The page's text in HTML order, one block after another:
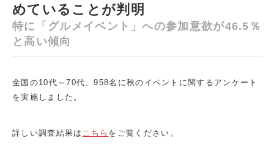
めていることが判明
特に「グルメイベント」への参加意欲が46.5％
と高い傾向
全国の10代～70代、958名に秋のイベントに関するアンケート
を実施しました。
詳しい調査結果は こちら をご覧ください。